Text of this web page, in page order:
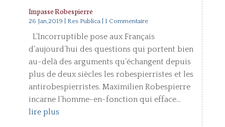
Impasse Robespierre
26 Jan,2019 Res Publica| 1 Commentaire
L’Incorruptible pose aux Français
d’aujourd’hui des questions qui portent bien
au-delà des arguments qu’échangent depuis
plus de deux siècles les robespierristes et les
antirobespierristes. Maximilien Robespierre
incarne l’homme-en-fonction qui efface...
lire plus